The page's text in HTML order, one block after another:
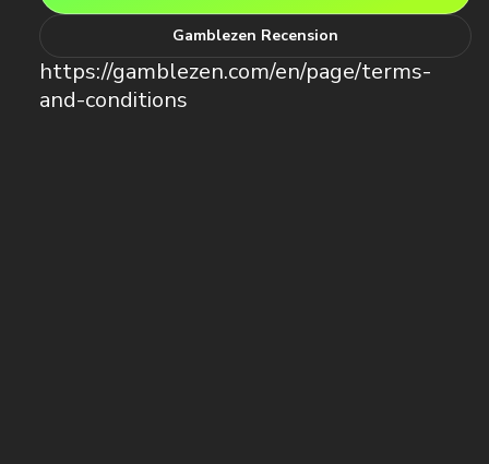
Gamblezen Recension
https://gamblezen.com/en/page/terms-
and-conditions